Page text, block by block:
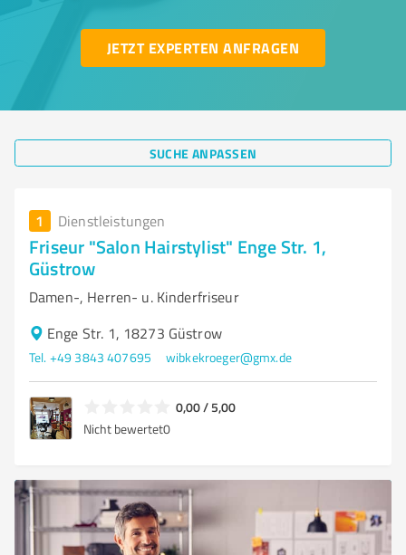
JETZT EXPERTEN ANFRAGEN
SUCHE ANPASSEN
1 Dienstleistungen
Friseur "Salon Hairstylist" Enge Str. 1,
Güstrow
Damen-, Herren- u. Kinderfriseur
Enge Str. 1, 18273 Güstrow
Tel. +49 3843 407695 wibkekroeger@gmx.de
0,00 / 5,00
Nicht bewertet0